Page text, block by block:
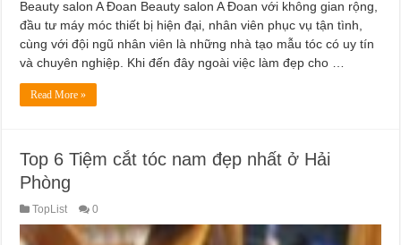
Beauty salon A Đoan Beauty salon A Đoan với không gian rộng,
đầu tư máy móc thiết bị hiện đại, nhân viên phục vụ tận tình,
cùng với đội ngũ nhân viên là những nhà tạo mẫu tóc có uy tín
và chuyên nghiệp. Khi đến đây ngoài việc làm đẹp cho …
Read More »
Top 6 Tiệm cắt tóc nam đẹp nhất ở Hải
Phòng
TopList 0